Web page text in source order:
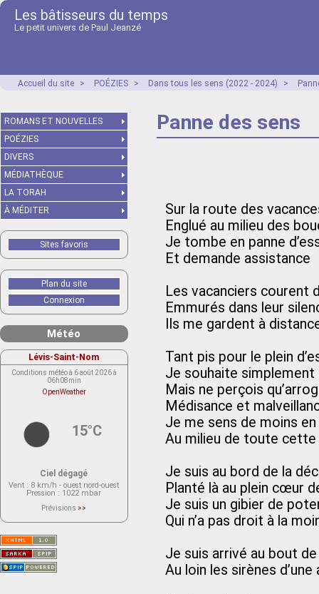
Les bâtisseurs du temps
Le petit univers de Paul Jeanzé
Accueil du site > POÉZIES > Dans tous les sens (2022 - 2024) >
Panne des sens
Sur la route des
Englué au milieu des
Je tombe en panne
Et demande assistance
Les vacanciers courent
Emmurés dans leur
Ils me gardent à
Tant pis pour le plein
Je souhaite simplement
Mais ne perçois
Médisance et
Je me sens de moins
Au milieu de toute cette
Je suis au bord de la
Planté là au plein cœur
Je suis un gibier de
Qui n’a pas droit à la
Je suis arrivé au bout
Au loin les sirènes d’une
ROMANS ET NOUVELLES
POÉZIES
DIVERS
MÉDIATHÈQUE
LA TORAH
À MÉDITER
Sites favoris
Plan du site
Connexion
Météo
Lévis-Saint-Nom
Conditions météo à 6 août 2026 à
06h08min
OpenWeather
15°C
Ciel dégagé
Vent : 8 km/h - ouest nord-ouest
Pression : 1022 mbar
Prévisions >>
actuellement aucune prévision
Saint-Nom.
Veuillez consulter le message du
service ci-dessous.
(401 - Invalid API key. Please see
https://openweathermap.org/faq#error401